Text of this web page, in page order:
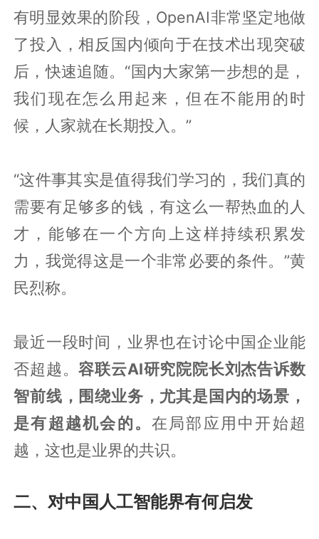
有明显效果的阶段，OpenAI非常坚定地做
了投入，相反国内倾向于在技术出现突破
后，快速追随。“国内大家第一步想的是，
我们现在怎么用起来，但在不能用的时
候，人家就在长期投入。”
“这件事其实是值得我们学习的，我们真的
需要有足够多的钱，有这么一帮热血的人
才，能够在一个方向上这样持续积累发
力，我觉得这是一个非常必要的条件。”黄
民烈称。
最近一段时间，业界也在讨论中国企业能
否超越。容联云AI研究院院长刘杰告诉数
智前线，围绕业务，尤其是国内的场景，
是有超越机会的。 在局部应用中开始超
越，这也是业界的共识。
二、对中国人工智能界有何启发